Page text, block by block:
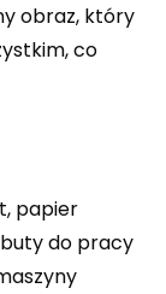
obraz, który
co
papier
do pracy